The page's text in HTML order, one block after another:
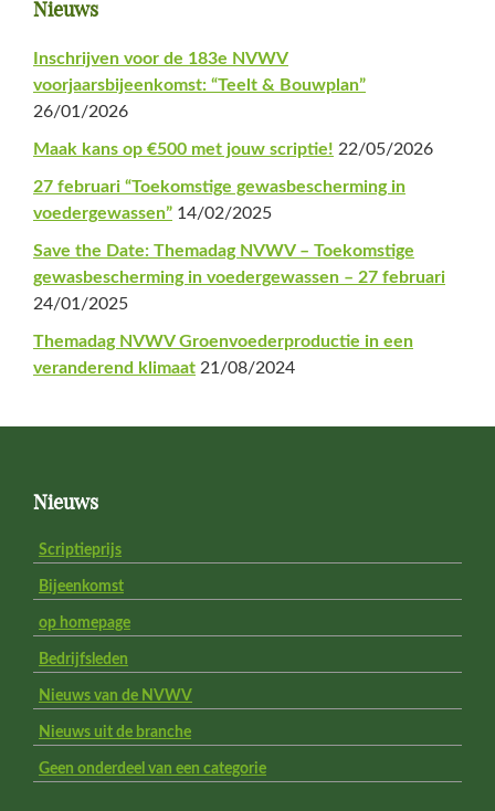
Primaire
Sidebar
Nieuws
Inschrijven voor de 183e NVWV
voorjaarsbijeenkomst: “Teelt & Bouwplan”
26/01/2026
Maak kans op €500 met jouw scriptie! 22/05/2026
27 februari “Toekomstige gewasbescherming in
voedergewassen” 14/02/2025
Save the Date: Themadag NVWV – Toekomstige
gewasbescherming in voedergewassen – 27 februari
24/01/2025
Themadag NVWV Groenvoederproductie in een
veranderend klimaat 21/08/2024
FooterNieuws
Scriptieprijs
Bijeenkomst
op homepage
Bedrijfsleden
Nieuws van de NVWV
Nieuws uit de branche
Geen onderdeel van een categorie